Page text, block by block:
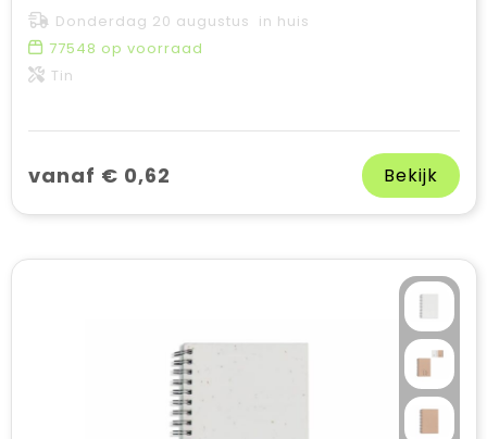
Donderdag 20 augustus in huis
77548 op voorraad
Tin
vanaf € 0,62 Bekijk